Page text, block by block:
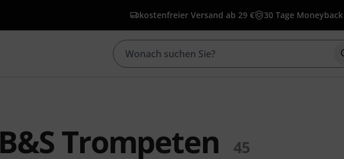
kostenfreier Versand ab 29 € 30 Tage Moneyback
B&S Trompeten 45